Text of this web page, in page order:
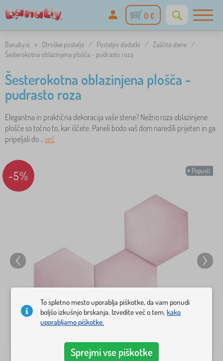
0 €
Banaby.si » Otroške postelje / Posteljni dodatki / Zaščita stene /
Šesterokotna oblazinjena plošča - pudrasto roza
Šesterokotna oblazinjena plošča -
pudrasto roza
Elegantna in praktična dekoracija vaše stene? Nežno roza oblazinjene
plošče so točno to, kar iščete. Paneli bodo vaš dom naredili prijeten in ga
pripeljali do .. več
Popusti
-5%
To spletno mesto uporablja piškotke, da vam ponudi
boljšo izkušnjo brskanja. Izvedite več o tem,kako
uporabljamo piškotke.
Sprejmi vse piškotke